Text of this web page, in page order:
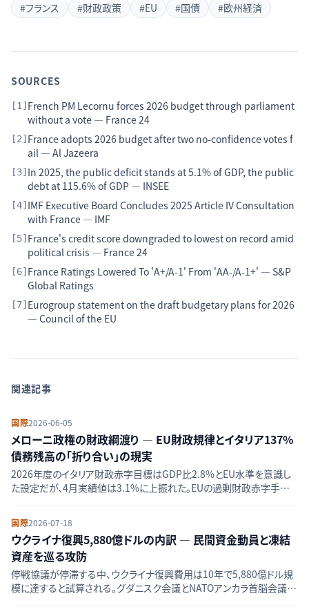
#フランス #財政政策 #EU #国債 #欧州経済
SOURCES
[1 ] French PM Lecornu forces 2026 budget through parliament
without a vote — France 24
[2] France adopts 2026 budget after two no-confidence votes f
ail — Al Jazeera
[3] In 2025, the public deficit stands at 5.1% of GDP, the public
debt at 115.6% of GDP — INSEE
[4] IMF Executive Board Concludes 2025 Article IV Consultation
with France — IMF
[5] France's credit score downgraded to lowest on record amid
political crisis — France 24
[6] France Ratings Lowered To 'A+/A-1' From 'AA-/A-1+' — S&P
Global Ratings
[7] Eurogroup statement on the draft budgetary plans for 2026
— Council of the EU
関連記事
国際2026-06-05
メローニ政権の財政綱渡り — EU財政規律とイタリア137%
債務残高の「折り合い」の現実
2026年度のイタリア財政赤字目標はGDP比2.8%とEU水準を意識し
た設定だが、4月実績値は3.1%に上振れた。EUの過剰財政赤字手続き
防を解説する。
国際2026-07-18
ウクライナ復興5,880億ドルの内訳 — 民間資金動員と凍結
資産を巡る攻防
停戦協議が停滞する中、ウクライナ復興費用は10年で5,880億ドル規
模に達すると試算される。グダニスク会議とNATOアンカラ首脳会議を